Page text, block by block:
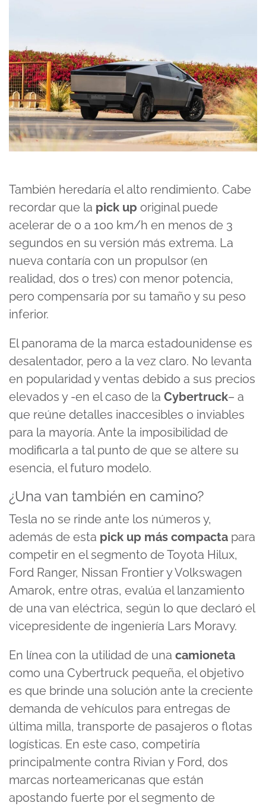
También heredaría el alto rendimiento. Cabe
recordar que la pick up original puede
acelerar de 0 a 100 km/h en menos de 3
segundos en su versión más extrema. La
nueva contaría con un propulsor (en
realidad, dos o tres) con menor potencia,
pero compensaría por su tamaño y su peso
inferior.
El panorama de la marca estadounidense es
desalentador, pero a la vez claro. No levanta
en popularidad y ventas debido a sus precios
elevados y -en el caso de la Cybertruck– a
que reúne detalles inaccesibles o inviables
para la mayoría. Ante la imposibilidad de
modificarla a tal punto de que se altere su
esencia, el futuro modelo.
¿Una van también en camino?
Tesla no se rinde ante los números y,
además de esta pick up más compacta para
competir en el segmento de Toyota Hilux,
Ford Ranger, Nissan Frontier y Volkswagen
Amarok, entre otras, evalúa el lanzamiento
de una van eléctrica, según lo que declaró el
vicepresidente de ingeniería Lars Moravy.
En línea con la utilidad de una camioneta
como una Cybertruck pequeña, el objetivo
es que brinde una solución ante la creciente
demanda de vehículos para entregas de
última milla, transporte de pasajeros o flotas
logísticas. En este caso, competiría
principalmente contra Rivian y Ford, dos
marcas norteamericanas que están
apostando fuerte por el segmento de